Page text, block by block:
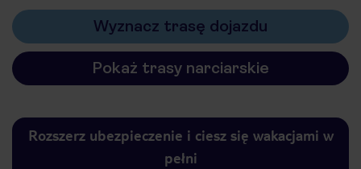
Wyznacz trasę dojazdu
Pokaż trasy narciarskie
Rozszerz ubezpieczenie i ciesz się wakacjami w
pełni